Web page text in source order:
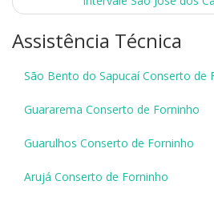
Assistência Técnica
São Bento do Sapucaí Conserto de
Guararema Conserto de Forninho
Guarulhos Conserto de Forninho
Arujá Conserto de Forninho